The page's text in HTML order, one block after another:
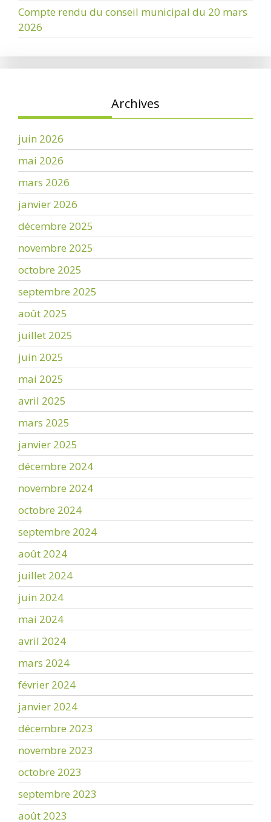
Compte rendu du conseil municipal du 20 mars
2026
Archives
juin 2026
mai 2026
mars 2026
janvier 2026
décembre 2025
novembre 2025
octobre 2025
septembre 2025
août 2025
juillet 2025
juin 2025
mai 2025
avril 2025
mars 2025
janvier 2025
décembre 2024
novembre 2024
octobre 2024
septembre 2024
août 2024
juillet 2024
juin 2024
mai 2024
avril 2024
mars 2024
février 2024
janvier 2024
décembre 2023
novembre 2023
octobre 2023
septembre 2023
août 2023